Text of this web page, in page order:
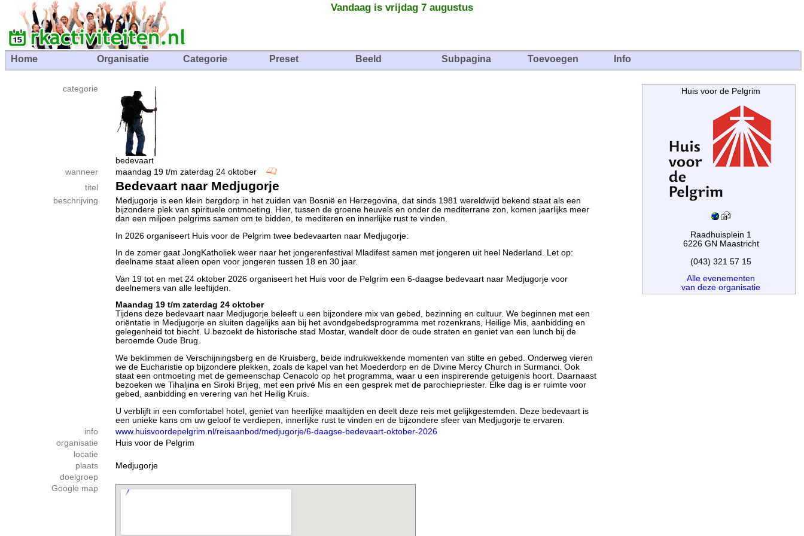
Vandaag is vrijdag 7 augustus
Home Organisatie Categorie Preset Beeld Subpagina Toevoegen Info
categorie
bedevaart
Huis voor de Pelgrim
Raadhuisplein 1
6226 GN Maastricht
(043) 321 57 15
Alle evenementen
van deze organisatie
wanneer
maandag 19 t/m zaterdag 24 oktober
titel
Bedevaart naar Medjugorje
beschrijving
Medjugorje is een klein bergdorp in het zuiden van Bosnië en Herzegovina, dat sinds 1981 wereldwijd bekend staat als een
bijzondere plek van spirituele ontmoeting. Hier, tussen de groene heuvels en onder de mediterrane zon, komen jaarlijks meer
dan een miljoen pelgrims samen om te bidden, te mediteren en innerlijke rust te vinden.
In 2026 organiseert Huis voor de Pelgrim twee bedevaarten naar Medjugorje:
In de zomer gaat JongKatholiek weer naar het jongerenfestival Mladifest samen met jongeren uit heel Nederland. Let op:
deelname staat alleen open voor jongeren tussen 18 en 30 jaar.
Van 19 tot en met 24 oktober 2026 organiseert het Huis voor de Pelgrim een 6-daagse bedevaart naar Medjugorje voor
deelnemers van alle leeftijden.
Maandag 19 t/m zaterdag 24 oktober
Tijdens deze bedevaart naar Medjugorje beleeft u een bijzondere mix van gebed, bezinning en cultuur. We beginnen met een
oriëntatie in Medjugorje en sluiten dagelijks aan bij het avondgebedsprogramma met rozenkrans, Heilige Mis, aanbidding en
gelegenheid tot biecht. U bezoekt de historische stad Mostar, wandelt door de oude straten en geniet van een lunch bij de
beroemde Oude Brug.
We beklimmen de Verschijningsberg en de Kruisberg, beide indrukwekkende momenten van stilte en gebed. Onderweg vieren
we de Eucharistie op bijzondere plekken, zoals de kapel van het Moederdorp en de Divine Mercy Church in Surmanci. Ook
staat een ontmoeting met de gemeenschap Cenacolo op het programma, waar u een inspirerende getuigenis hoort. Daarnaast
bezoeken we Tihaljina en Siroki Brijeg, met een privé Mis en een gesprek met de parochiepriester. Elke dag is er ruimte voor
gebed, aanbidding en verering van het Heilig Kruis.
U verblijft in een comfortabel hotel, geniet van heerlijke maaltijden en deelt deze reis met gelijkgestemden. Deze bedevaart is
een unieke kans om uw geloof te verdiepen, innerlijke rust te vinden en de bijzondere sfeer van Medjugorje te ervaren.
info
www.huisvoordepelgrim.nl/reisaanbod/medjugorje/6-daagse-bedevaart-oktober-2026
organisatie
Huis voor de Pelgrim
locatie
plaats
Medjugorje
doelgroep
Google map